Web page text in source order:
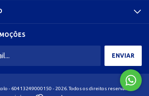
- 60413249000150 - 2026. Todos os direitos reservados.